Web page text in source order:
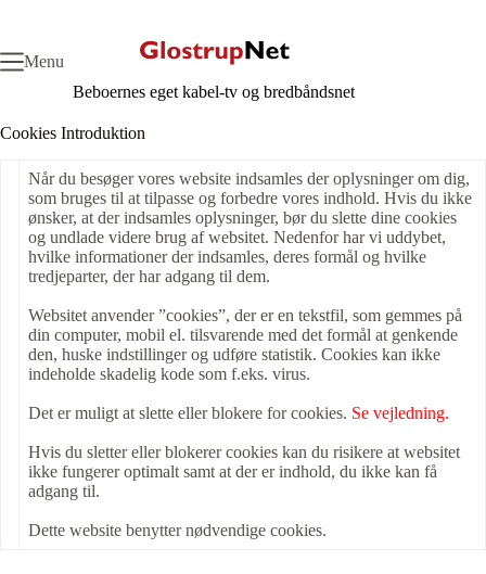
Menu
Beboernes eget kabel-tv og bredbåndsnet
Cookies Introduktion
Når du besøger vores website indsamles der oplysninger om dig,
som bruges til at tilpasse og forbedre vores indhold. Hvis du ikke
ønsker, at der indsamles oplysninger, bør du slette dine cookies
og undlade videre brug af websitet. Nedenfor har vi uddybet,
hvilke informationer der indsamles, deres formål og hvilke
tredjeparter, der har adgang til dem.
Websitet anvender ”cookies”, der er en tekstfil, som gemmes på
din computer, mobil el. tilsvarende med det formål at genkende
den, huske indstillinger og udføre statistik. Cookies kan ikke
indeholde skadelig kode som f.eks. virus.
Det er muligt at slette eller blokere for cookies. Se vejledning.
Hvis du sletter eller blokerer cookies kan du risikere at websitet
ikke fungerer optimalt samt at der er indhold, du ikke kan få
adgang til.
Dette website benytter nødvendige cookies.